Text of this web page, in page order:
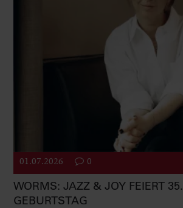
01.07.2026 0
WORMS: JAZZ & JOY FEIERT 35.
GEBURTSTAG